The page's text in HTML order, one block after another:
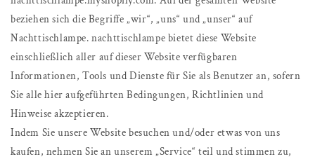
beziehen sich die Begriffe „wir“, „uns“ und „unser“ auf
Nachttischlampe. nachttischlampe bietet diese Website
einschließlich aller auf dieser Website verfügbaren
Informationen, Tools und Dienste für Sie als Benutzer an, sofern
Sie alle hier aufgeführten Bedingungen, Richtlinien und
Hinweise akzeptieren.
Indem Sie unsere Website besuchen und/oder etwas von uns
kaufen, nehmen Sie an unserem „Service“ teil und stimmen zu,